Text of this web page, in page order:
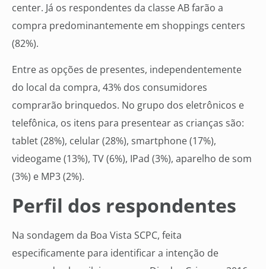
center. Já os respondentes da classe AB farão a
compra predominantemente em shoppings centers
(82%).
Entre as opções de presentes, independentemente
do local da compra, 43% dos consumidores
comprarão brinquedos. No grupo dos eletrônicos e
telefônica, os itens para presentear as crianças são:
tablet (28%), celular (28%), smartphone (17%),
videogame (13%), TV (6%), IPad (3%), aparelho de som
(3%) e MP3 (2%).
Perfil dos respondentes
Na sondagem da Boa Vista SCPC, feita
especificamente para identificar a intenção de